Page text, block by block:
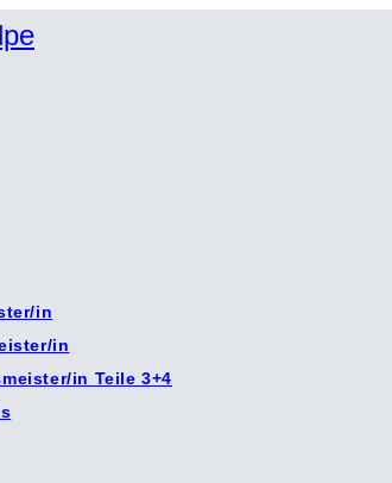
in
in
in Teile 3+4